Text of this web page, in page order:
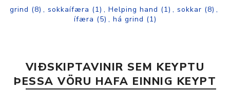
grind (8) , sokkaífæra (1) , Helping hand (1) , sokkar (8) ,
ífæra (5) , há grind (1)
VIÐSKIPTAVINIR SEM KEYPTU
ÞESSA VÖRU HAFA EINNIG KEYPT